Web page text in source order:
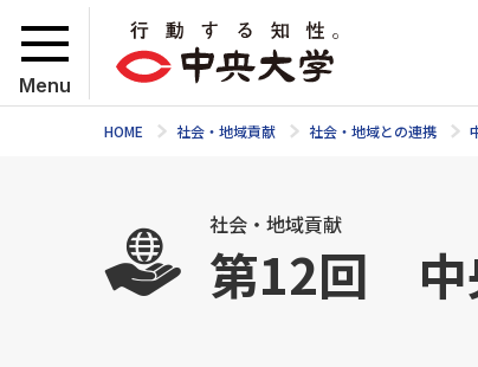
Menu
HOME 社会・地域貢献 社会・地域との連携
社会・地域貢献
第12回 中